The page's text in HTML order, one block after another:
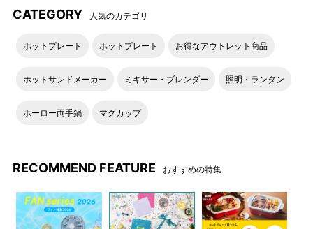
（キャンセル・返品・交換について）
ださい。なおご返品については、カタログ本体の
ご注文者様よりお問合わせいただきますようお願
《交換商品申し込みについて》
込み時お間違えないようご注文くださいませ。
しておりません。また、ポイント分を換金するこ
・本カタログ掲載の商品、消化ポイント数は予告
なく変更される場合がございます。
CATEGORY 人気のカテゴリ
ホットプレート ホットプレート お得なアウトレット商品
ホットサンドメーカー ミキサー・ブレンダー 照明・ランタン
ホーロー両手鍋 マグカップ
RECOMMEND FEATURE おすすめの特集